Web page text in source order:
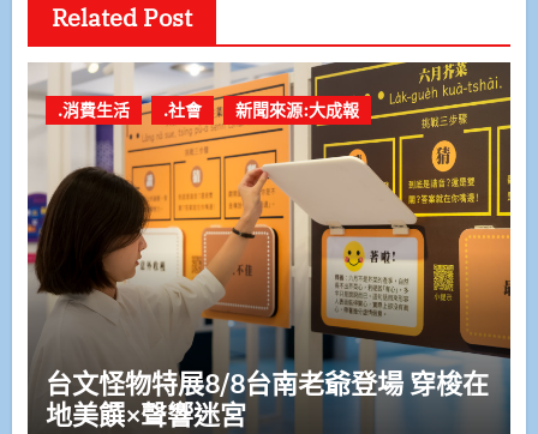
Related Post
.消費生活 .社會 新聞來源:大成報
台文怪物特展8/8台南老爺登場 穿梭在
地美饌×聲響迷宮